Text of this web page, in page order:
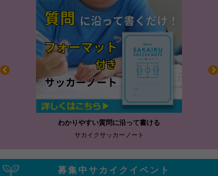
わかりやすい質問に沿って書ける
サカイクサッカーノート
募集中サカイクイベント